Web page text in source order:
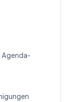
Agenda-